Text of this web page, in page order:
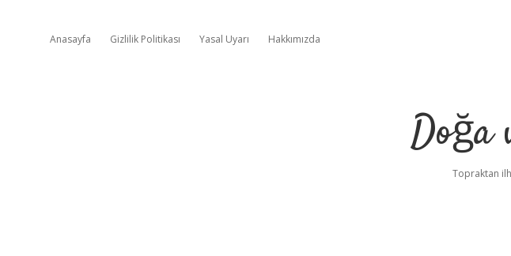
Anasayfa Gizlilik Politikası Yasal Uyarı Hakkımızda
Doğa
Topraktan